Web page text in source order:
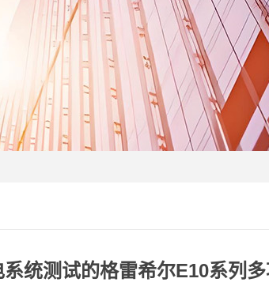
统测试的格雷希尔E10系列